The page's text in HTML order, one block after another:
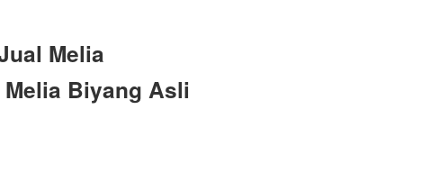
Melia
Biyang Asli